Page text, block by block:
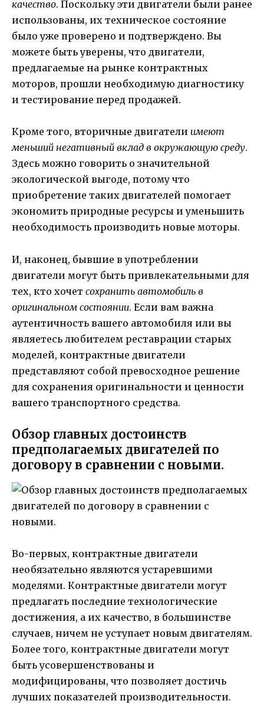
качество. Поскольку эти двигатели были ранее
использованы, их техническое состояние
было уже проверено и подтверждено. Вы
можете быть уверены, что двигатели,
предлагаемые на рынке контрактных
моторов, прошли необходимую диагностику
и тестирование перед продажей.
Кроме того, вторичные двигатели имеют
меньший негативный вклад в окружающую среду.
Здесь можно говорить о значительной
экологической выгоде, потому что
приобретение таких двигателей помогает
экономить природные ресурсы и уменьшить
необходимость производить новые моторы.
И, наконец, бывшие в употреблении
двигатели могут быть привлекательными для
тех, кто хочет сохранить автомобиль в
оригинальном состоянии. Если вам важна
аутентичность вашего автомобиля или вы
являетесь любителем реставрации старых
моделей, контрактные двигатели
представляют собой превосходное решение
для сохранения оригинальности и ценности
вашего транспортного средства.
Обзор главных достоинств
предполагаемых двигателей по
договору в сравнении с новыми.
Во-первых, контрактные двигатели
необязательно являются устаревшими
моделями. Контрактные двигатели могут
предлагать последние технологические
достижения, а их качество, в большинстве
случаев, ничем не уступает новым двигателям.
Более того, контрактные двигатели могут
быть усовершенствованы и
модифицированы, что позволяет достичь
лучших показателей производительности.